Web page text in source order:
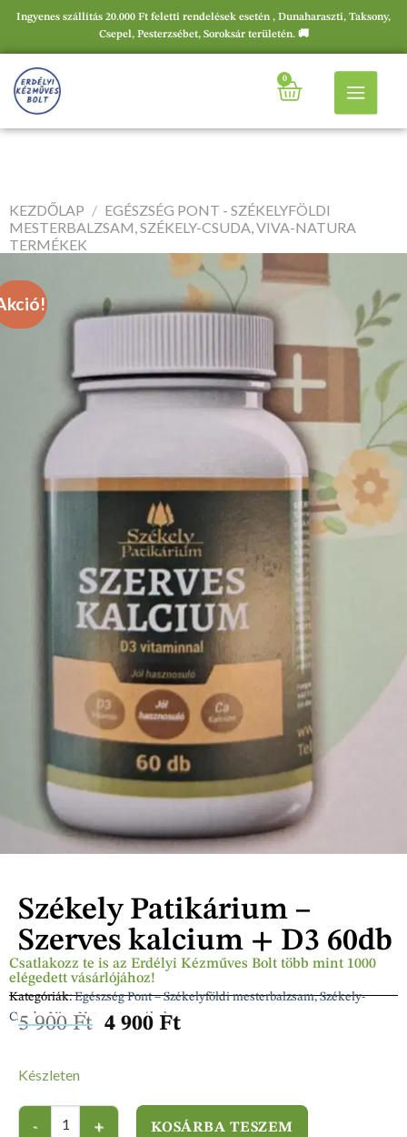
Ingyenes szállítás 20.000 Ft feletti rendelések esetén , Dunaharaszti, Taksony,
Csepel, Pesterzsébet, Soroksár területén. 🚚
0
Csatlakozz te is az Erdélyi Kézműves Bolt több mint 1000
elégedett vásárlójához!
Kategóriák:Egészség Pont – Székelyföldi mesterbalzsam, Székely-
Csuda, Viva-Natura termékek
Székely Patikárium –
Szerves kalcium + D3 60db
5 900Ft 4 900Ft
Készleten
KOSÁRBA TESZEM
KEZDŐLAP / EGÉSZSÉG PONT - SZÉKELYFÖLDI
MESTERBALZSAM, SZÉKELY-CSUDA, VIVA-NATURA
TERMÉKEK